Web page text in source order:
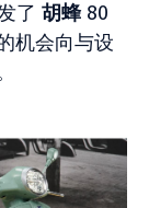
了 胡蜂80
机会向与设